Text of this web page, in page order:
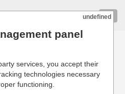
cuisine pour professionnels
undefined
panel
services, you accept their
technologies necessary
functioning.